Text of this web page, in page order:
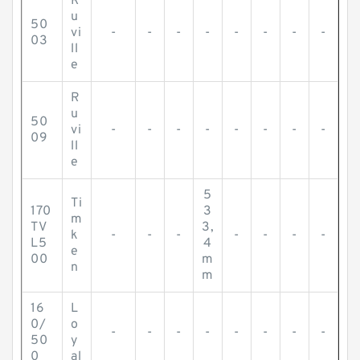
50
03
u
vi
ll
e
- - - - - - - -
50
09
R
u
vi
ll
e
- - - - - - - -
170
TV
L5
00
Ti
m
k
e
n
- - -
5
3
3,
4
m
m
- - - -
16
0/
50
0
L
o
y
al
- - - - - - - -